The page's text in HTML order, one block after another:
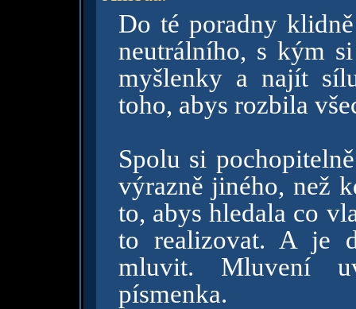
Do té poradny
neutrálního, s kým
myšlenky a najít
toho, abys rozbila
Spolu si
výrazně jiného, než
to, abys hledala co
to realizovat. A je
mluvit. Mluvení
písmenka.